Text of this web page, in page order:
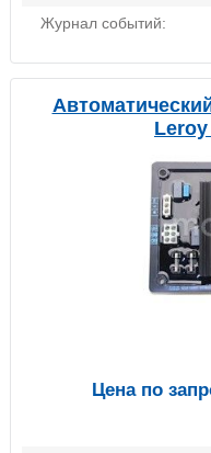
Журнал событий:
Цена по